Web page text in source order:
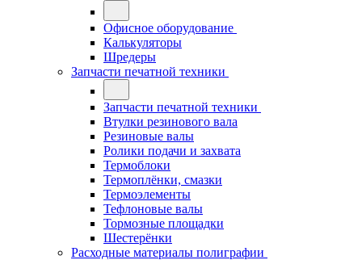
Офисное оборудование
Калькуляторы
Шредеры
Запчасти печатной техники
Запчасти печатной техники
Втулки резинового вала
Резиновые валы
Ролики подачи и захвата
Термоблоки
Термоплёнки, смазки
Термоэлементы
Тефлоновые валы
Тормозные площадки
Шестерёнки
Расходные материалы полиграфии